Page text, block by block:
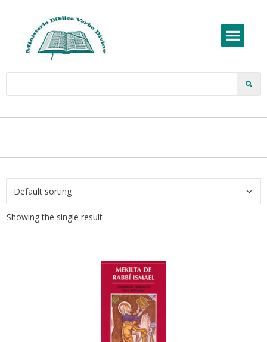
Showing the single result